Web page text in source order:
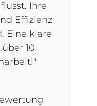
Ihre
Effizienz
Eine klare
10